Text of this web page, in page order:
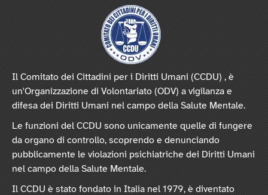
Il Comitato dei Cittadini per i Diritti Umani (CCDU) , è
un'Organizzazione di Volontariato (ODV) a vigilanza e
difesa dei Diritti Umani nel campo della Salute Mentale.
Le funzioni del CCDU sono unicamente quelle di fungere
da organo di controllo, scoprendo e denunciando
pubblicamente le violazioni psichiatriche dei Diritti Umani
nel campo della Salute Mentale.
Il CCDU è stato fondato in Italia nel 1979, è diventato